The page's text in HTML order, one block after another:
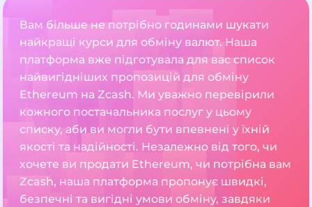
Вам більше не потрібно годинами шукати
найкращі курси для обміну валют. Наша
платформа вже підготувала для вас список
найвигідніших пропозицій для обміну
Ethereum на Zcash. Ми уважно перевірили
кожного постачальника послуг у цьому
списку, аби ви могли бути впевнені у їхній
якості та надійності. Незалежно від того, чи
хочете ви продати Ethereum, чи потрібна вам
Zcash, наша платформа пропонує швидкі,
безпечні та вигідні умови обміну, завдяки